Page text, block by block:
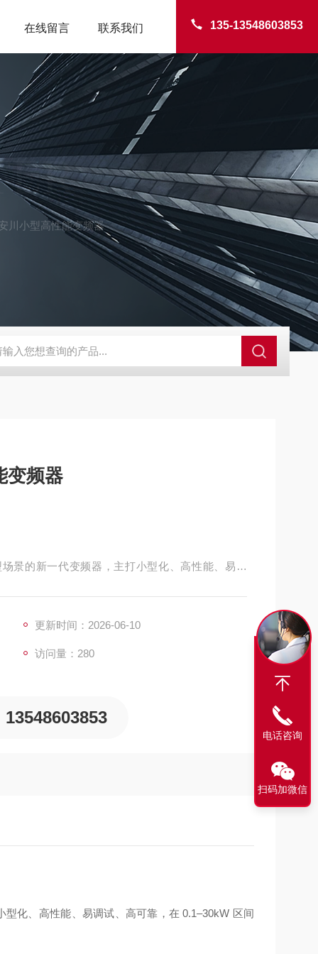
135-13548603853
在线留言 联系我们
川小型高性能变频器
710KEM京都电子燃气量空调帐篷测量仪 E3Z-BOMRON放大器
变频器
景的新一代变频器，主打小型化、高性能、易调
更新时间：2026-06-10
访问量：280
13548603853
化、高性能、易调试、高可靠，在 0.1–30kW 区间
电话咨询
扫码加微信